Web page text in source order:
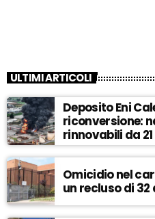
ULTIMI ARTICOLI
Deposito Eni
riconversione:
rinnovabili da 21
Omicidio nel
un recluso di 32